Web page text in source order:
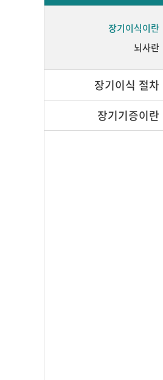
장기이식이란
뇌사란
장기이식 절차
장기기증이란